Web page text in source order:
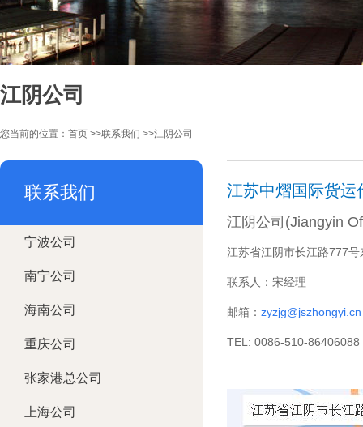
江阴公司
您当前的位置： 首页 >>联系我们 >>江阴公司
联系我们
宁波公司
南宁公司
海南公司
重庆公司
张家港总公司
上海公司
江苏中熠国际货运
江阴公司(Jiangyin
江苏省江阴市长江路777
联系人：宋经理
邮箱： zyzjg@jszhongyi.cn
TEL: 0086-510-